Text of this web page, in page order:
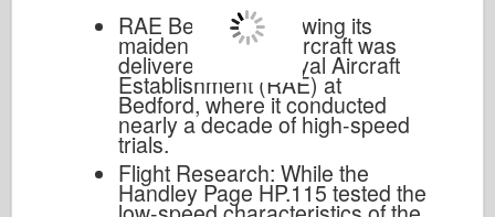
RAE Bedford: Following its
maiden flight, the aircraft was
delivered to the Royal Aircraft
Establishment (RAE) at
Bedford, where it conducted
nearly a decade of high-speed
trials.
Flight Research: While the
Handley Page HP.115 tested the